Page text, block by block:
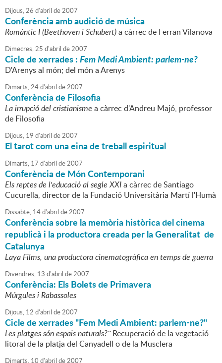
Dijous,26 d'abril de2007
Conferència amb audició de música
Romàntic I (Beethoven i Schubert)a càrrec de Ferran Vilanova
Dimecres,25 d'abril de2007
Cicle de xerrades :Fem Medi Ambient: parlem-ne?
D'Arenys al món; del món a Arenys
Dimarts,24d'abril de2007
Conferència de Filosofia
La irrupció del cristianisme a càrrec d'Andreu Majó, professor
de Filosofia
Dijous, 19 d'abril de2007
El tarot com una eina de treball espiritual
Dimarts, 17 d'abril de2007
Conferència de Món Contemporani
Els reptes de l'educació al segle XXIa càrrec de Santiago
Cucurella, director de la Fundació Universitària Martí l'Humà
Dissabte, 14d'abril de2007
Conferència sobre la memòria històrica del cinema
republicà i la productora creada per la Generalitat de
Catalunya
Laya Films, una productora cinematogràfica en temps de guerra
Divendres, 13 d'abril de2007
Conferència: Els Bolets de Primavera
Múrgules i Rabassoles
Dijous, 12 d'abril de2007
Cicle de xerrades "Fem Medi Ambient: parlem-ne?"
Les platges són espais naturals?¨Recuperació de la vegetació
litoral de la platja del Canyadell o de la Musclera
Dimarts, 10 d'abril de2007